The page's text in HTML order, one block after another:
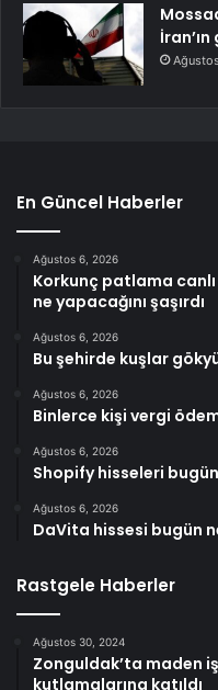
En Güncel Haberler
Ağustos 6, 2026
Korkunç patlama canlı
ne yapacağını şaşırdı
Ağustos 6, 2026
Bu şehirde kuşlar
Ağustos 6, 2026
Binlerce kişi vergi
Ağustos 6, 2026
Shopify hisseleri
Ağustos 6, 2026
DaVita hissesi bugün
Rastgele Haberler
Ağustos 30, 2024
Zonguldak’ta maden
kutlamalarına katıldı